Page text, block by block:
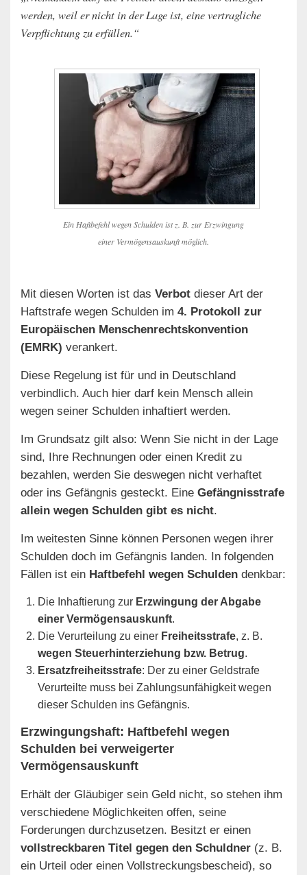
werden, weil er nicht in der Lage ist, eine vertragliche
Verpflichtung zu erfüllen.“
Ein Haftbefehl wegen Schulden ist z. B. zur Erzwingung
einer Vermögensauskunft möglich.
Mit diesen Worten ist das Verbot dieser Art der
Haftstrafe wegen Schulden im 4. Protokoll zur
Europäischen Menschenrechtskonvention
(EMRK) verankert.
Diese Regelung ist für und in Deutschland
verbindlich. Auch hier darf kein Mensch allein
wegen seiner Schulden inhaftiert werden.
Im Grundsatz gilt also: Wenn Sie nicht in der Lage
sind, Ihre Rechnungen oder einen Kredit zu
bezahlen, werden Sie deswegen nicht verhaftet
oder ins Gefängnis gesteckt. Eine Gefängnisstrafe
allein wegen Schulden gibt es nicht.
Im weitesten Sinne können Personen wegen ihrer
Schulden doch im Gefängnis landen. In folgenden
Fällen ist ein Haftbefehl wegen Schulden denkbar:
Die Inhaftierung zur Erzwingung der Abgabe
einer Vermögensauskunft.
Die Verurteilung zu einer Freiheitsstrafe, z. B.
wegen Steuerhinterziehung bzw. Betrug.
Ersatzfreiheitsstrafe: Der zu einer Geldstrafe
Verurteilte muss bei Zahlungsunfähigkeit wegen
dieser Schulden ins Gefängnis.
Erzwingungshaft: Haftbefehl wegen
Schulden bei verweigerter
Vermögensauskunft
Erhält der Gläubiger sein Geld nicht, so stehen ihm
verschiedene Möglichkeiten offen, seine
Forderungen durchzusetzen. Besitzt er einen
vollstreckbaren Titel gegen den Schuldner (z. B.
ein Urteil oder einen Vollstreckungsbescheid), so